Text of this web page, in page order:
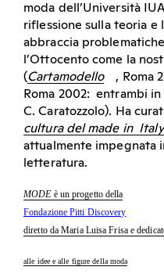
moda dell’Università
riflessione sulla teoria e
abbraccia
l’Ottocento come la
(Cartamodello , Roma
Roma 2002: entrambi
C. Caratozzolo). Ha
cultura del made in
attualmente impegnata
letteratura.
MODE è un progetto della
Fondazione Pitti Discovery
diretto daMaria Luisa Frisa e
alle idee e alle figure della moda